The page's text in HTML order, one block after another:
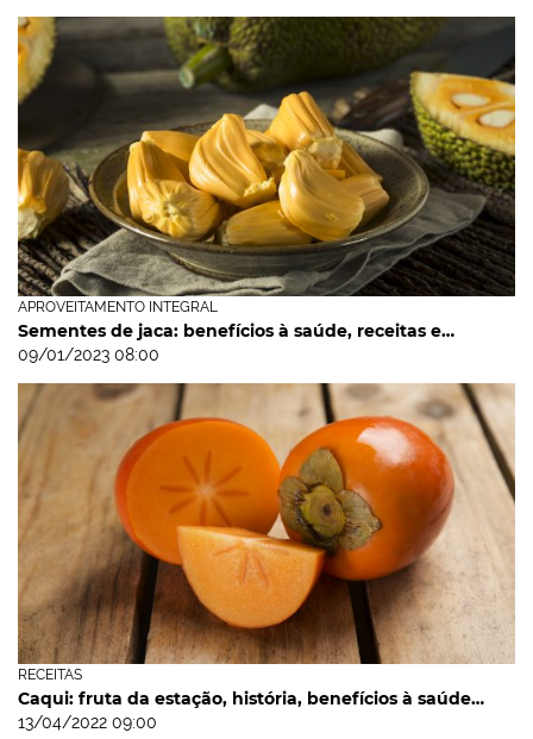
APROVEITAMENTO INTEGRAL
Sementes de jaca: benefícios à saúde, receitas e…
09/01/2023 08:00
RECEITAS
Caqui: fruta da estação, história, benefícios à saúde…
13/04/2022 09:00